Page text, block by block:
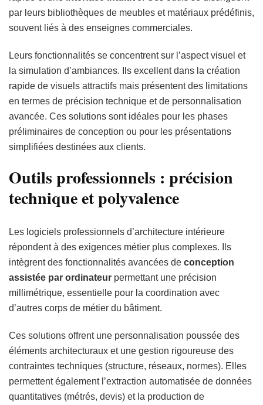
par leurs bibliothèques de meubles et matériaux prédéfinis,
souvent liés à des enseignes commerciales.
Leurs fonctionnalités se concentrent sur l’aspect visuel et
la simulation d’ambiances. Ils excellent dans la création
rapide de visuels attractifs mais présentent des limitations
en termes de précision technique et de personnalisation
avancée. Ces solutions sont idéales pour les phases
préliminaires de conception ou pour les présentations
simplifiées destinées aux clients.
Outils professionnels : précision
technique et polyvalence
Les logiciels professionnels d’architecture intérieure
répondent à des exigences métier plus complexes. Ils
intègrent des fonctionnalités avancées de conception
assistée par ordinateur permettant une précision
millimétrique, essentielle pour la coordination avec
d’autres corps de métier du bâtiment.
Ces solutions offrent une personnalisation poussée des
éléments architecturaux et une gestion rigoureuse des
contraintes techniques (structure, réseaux, normes). Elles
permettent également l’extraction automatisée de données
quantitatives (métrés, devis) et la production de